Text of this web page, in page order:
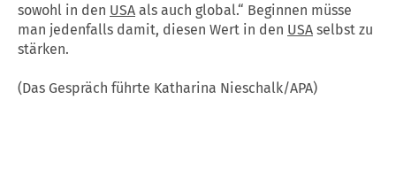
sowohl in den USA als auch global.“ Beginnen müsse
man jedenfalls damit, diesen Wert in den USA selbst zu
stärken.
(Das Gespräch führte Katharina Nieschalk/APA)